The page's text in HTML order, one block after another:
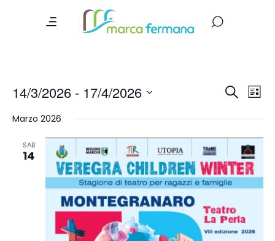
and
Views
Search
List
14/3/2026 - 17/4/2026
date.
Marzo 2026
SAB
14